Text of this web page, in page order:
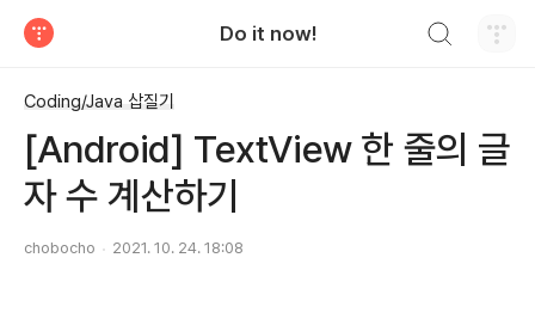
Do it now!
Coding/Java 삽질기
[Android] TextView 한 줄의 글
자 수 계산하기
chobocho 2021. 10. 24. 18:08